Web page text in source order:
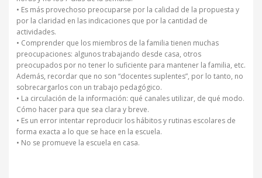
• Es más provechoso preocuparse por la calidad de la propuesta y
por la claridad en las indicaciones que por la cantidad de
actividades.
• Comprender que los miembros de la familia tienen muchas
preocupaciones: algunos trabajando desde casa, otros
preocupados por no tener lo suficiente para mantener la familia, etc.
Además, recordar que no son “docentes suplentes”, por lo tanto, no
sobrecargarlos con un trabajo pedagógico.
• La circulación de la información: qué canales utilizar, de qué modo.
Cómo hacer para que sea clara y breve.
• Es un error intentar reproducir los hábitos y rutinas escolares de
forma exacta a lo que se hace en la escuela.
• No se promueve la escuela en casa.